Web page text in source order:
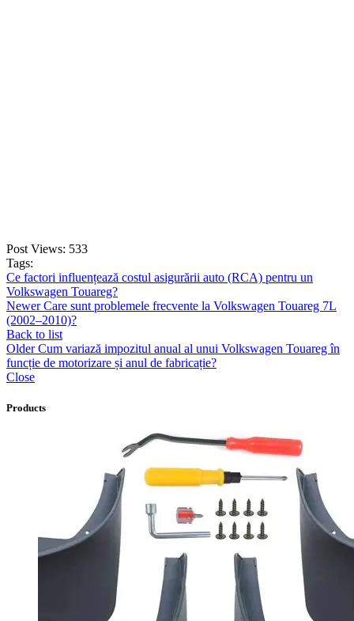
Post Views: 533
Tags:
Ce factori influențează costul asigurării auto (RCA) pentru un
Volkswagen Touareg?
Newer Care sunt problemele frecvente la Volkswagen Touareg 7L
(2002–2010)?
Back to list
Older Cum variază impozitul anual al unui Volkswagen Touareg în
funcție de motorizare și anul de fabricație?
Close
Products